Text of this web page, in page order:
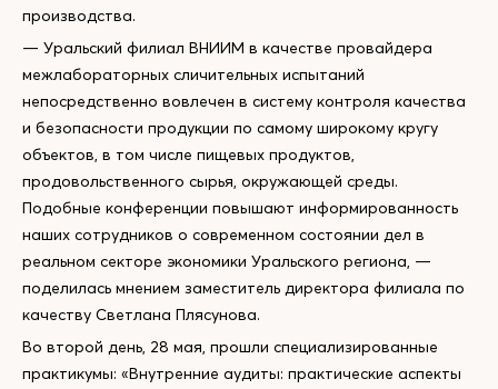
производства.
— Уральский филиал ВНИИМ в качестве провайдера
межлабораторных сличительных испытаний
непосредственно вовлечен в систему контроля качества
и безопасности продукции по самому широкому кругу
объектов, в том числе пищевых продуктов,
продовольственного сырья, окружающей среды.
Подобные конференции повышают информированность
наших сотрудников о современном состоянии дел в
реальном секторе экономики Уральского региона, —
поделилась мнением заместитель директора филиала по
качеству Светлана Плясунова.
Во второй день, 28 мая, прошли специализированные
практикумы: «Внутренние аудиты: практические аспекты